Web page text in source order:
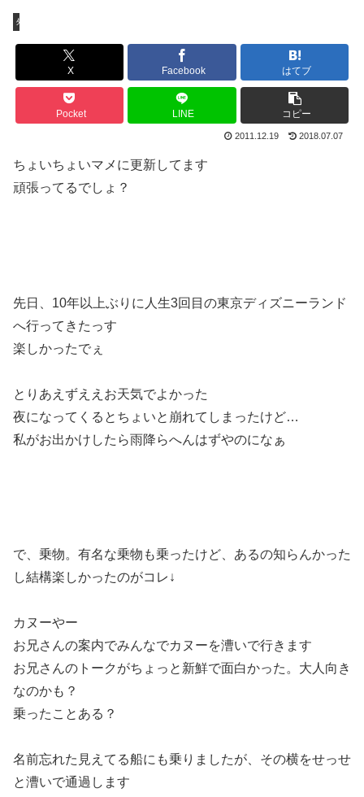
外出
X Facebook はてブ
Pocket LINE コピー
2011.12.19 2018.07.07
ちょいちょいマメに更新してます
頑張ってるでしょ？
先日、10年以上ぶりに人生3回目の東京ディズニーランド
へ行ってきたっす
楽しかったでぇ
とりあえずええお天気でよかった
夜になってくるとちょいと崩れてしまったけど…
私がお出かけしたら雨降らへんはずやのになぁ
で、乗物。有名な乗物も乗ったけど、あるの知らんかった
し結構楽しかったのがコレ↓
カヌーやー
お兄さんの案内でみんなでカヌーを漕いで行きます
お兄さんのトークがちょっと新鮮で面白かった。大人向き
なのかも？
乗ったことある？
名前忘れた見えてる船にも乗りましたが、その横をせっせ
と漕いで通過します